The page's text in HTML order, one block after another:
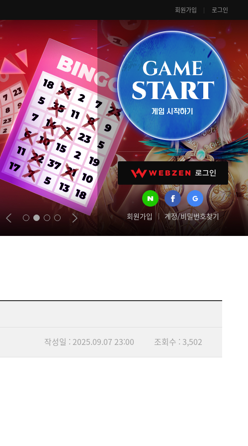
회원가입 로그인
회원가입 계정/비밀번호찾기
작성일 : 2025.09.07 23:00 조회수 : 3,502